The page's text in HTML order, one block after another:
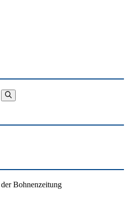
Bohnenzeitung